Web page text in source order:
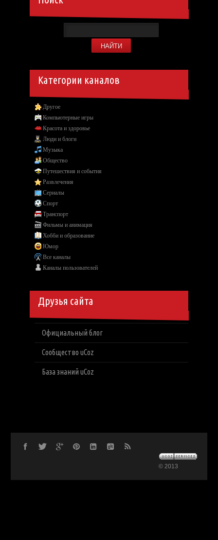
Категории каналов
Другое
Компьютерные игры
Красота и здоровье
Люди и блоги
Музыка
Общество
Путешествия и события
Развлечения
Сериалы
Спорт
Транспорт
Фильмы и анимация
Хобби и образование
Юмор
Все каналы
Каналы пользователей
Друзья сайта
Официальный блог
Сообщество uCoz
База знаний uCoz
© 2013